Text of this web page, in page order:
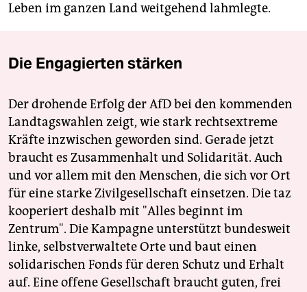
Leben im ganzen Land weitgehend lahmlegte.
Die Engagierten stärken
Der drohende Erfolg der AfD bei den kommenden
Landtagswahlen zeigt, wie stark rechtsextreme
Kräfte inzwischen geworden sind. Gerade jetzt
braucht es Zusammenhalt und Solidarität. Auch
und vor allem mit den Menschen, die sich vor Ort
für eine starke Zivilgesellschaft einsetzen. Die taz
kooperiert deshalb mit "Alles beginnt im
Zentrum". Die Kampagne unterstützt bundesweit
linke, selbstverwaltete Orte und baut einen
solidarischen Fonds für deren Schutz und Erhalt
auf. Eine offene Gesellschaft braucht guten, frei